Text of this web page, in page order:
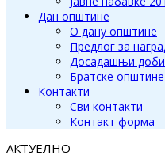
Дан општине
О дану општине
Предлог за
Досадашњи
Братске општине
Контакти
Сви контакти
Контакт форма
АКТУЕЛНО